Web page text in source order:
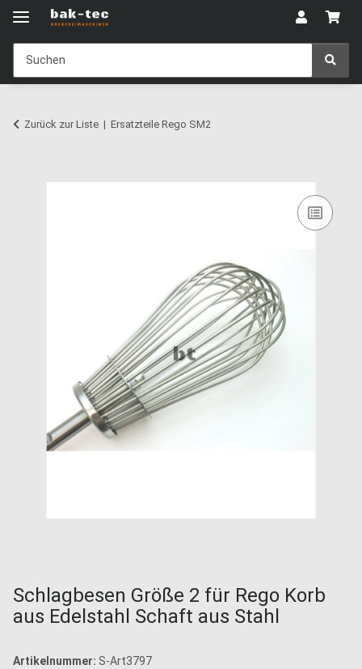
Zurück zur Liste Ersatzteile Rego SM2
Schlagbesen Größe 2 für Rego Korb
aus Edelstahl Schaft aus Stahl
Artikelnummer: S-Art3797